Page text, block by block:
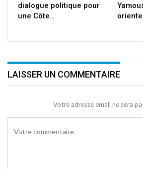
dialogue politique pour
une Côte…
LAISSER UN COMMENTAIRE
Votre adresse email ne sera